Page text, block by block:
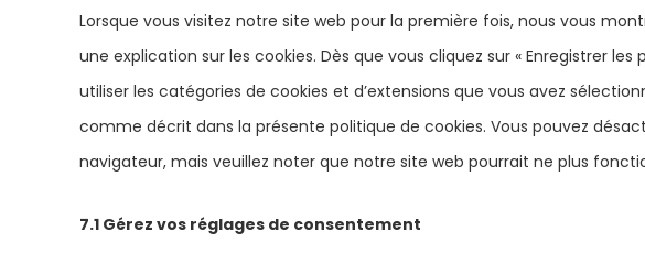
Lorsque vous visitez notre site web pour la première fois, nous vous
une explication sur les cookies. Dès que vous cliquez sur « Enregistrer
utiliser les catégories de cookies et d’extensions que vous avez
comme décrit dans la présente politique de cookies. Vous pouvez
navigateur, mais veuillez noter que notre site web pourrait ne plus
7.1 Gérez vos réglages de consentement